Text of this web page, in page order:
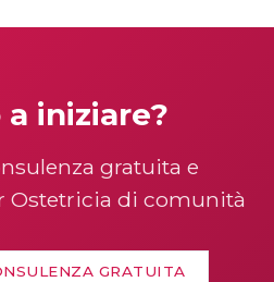
iniziare?
gratuita e
Ostetricia di comunità
GRATUITA